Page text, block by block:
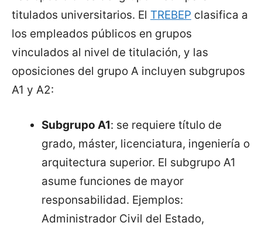
titulados universitarios. El TREBEP clasifica a
los empleados públicos en grupos
vinculados al nivel de titulación, y las
oposiciones del grupo A incluyen subgrupos
A1 y A2:
Subgrupo A1: se requiere título de
grado, máster, licenciatura, ingeniería o
arquitectura superior. El subgrupo A1
asume funciones de mayor
responsabilidad. Ejemplos:
Administrador Civil del Estado,